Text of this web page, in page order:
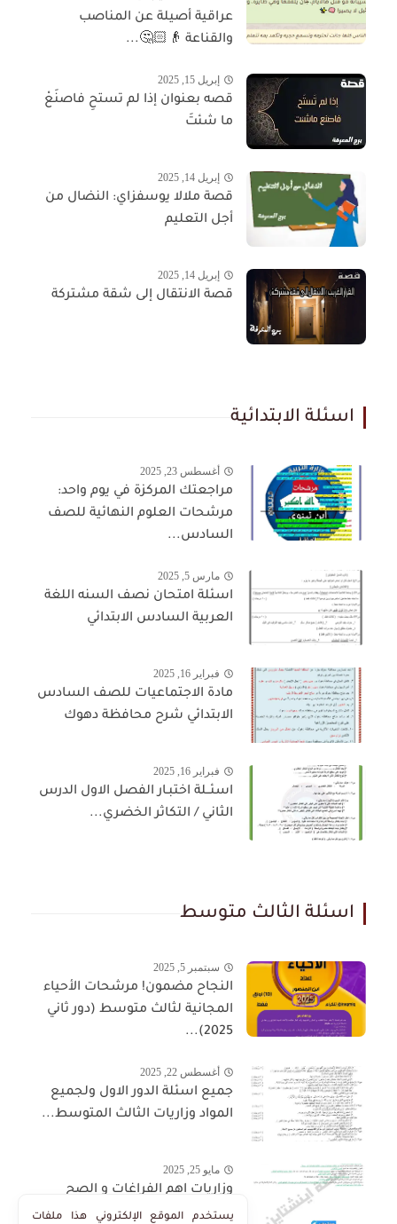
عراقية أصيلة عن المناصب
والقناعة 👴🏻🤔...
إبريل 15, 2025
قصه بعنوان إذا لم تستحِ فاصنَعْ
ما شئتَ
إبريل 14, 2025
قصة ملالا يوسفزاي: النضال من
أجل التعليم
إبريل 14, 2025
قصة الانتقال إلى شقة مشتركة
اسئلة الابتدائية
أغسطس 23, 2025
مراجعتك المركزة في يوم واحد:
مرشحات العلوم النهائية للصف
السادس...
مارس 5, 2025
اسئلة امتحان نصف السنه اللغة
العربية السادس الابتدائي
فبراير 16, 2025
مادة الاجتماعيات للصف السادس
الابتدائي شرح محافظة دهوك
فبراير 16, 2025
اسئــلة اختبـار الفصل الاول الدرس
الثاني / التكاثر الخضري...
اسئلة الثالث متوسط
سبتمبر 5, 2025
النجاح مضمون! مرشحات الأحياء
المجانية لثالث متوسط (دور ثاني
2025)...
أغسطس 22, 2025
جميع اسئلة الدور الاول ولجميع
المواد وزاريات الثالث المتوسط...
مايو 25, 2025
وزاريات اهم الفراغات و الصح
والخطأ في منهج الاجتماعيات
يستخدم الموقع الإلكتروني هذا ملفات